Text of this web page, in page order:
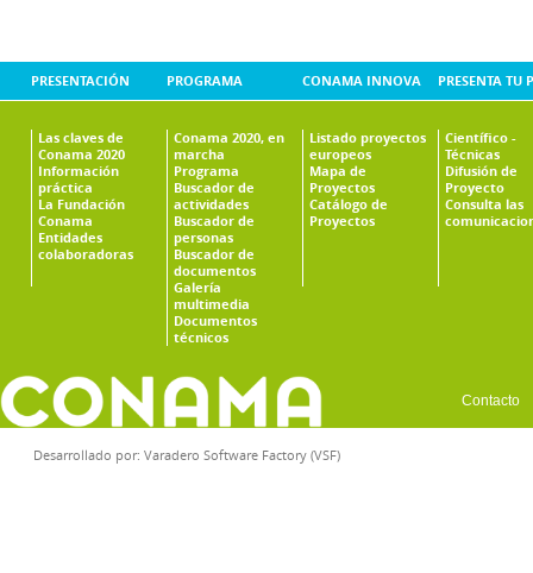
PRESENTACIÓN
Las claves de
Conama 2020
Información
práctica
La Fundación
Conama
Entidades
colaboradoras
PROGRAMA
Conama 2020, en
marcha
Programa
Buscador de
actividades
Buscador de
personas
Buscador de
documentos
Galería
multimedia
Documentos
técnicos
CONAMA INNOVA
Listado proyectos
europeos
Mapa de
Proyectos
Catálogo de
Proyectos
PRESENTA TU
Científico -
Técnicas
Difusión de
Proyecto
Consulta las
Contacto
Desarrollado por: Varadero Software Factory (VSF)